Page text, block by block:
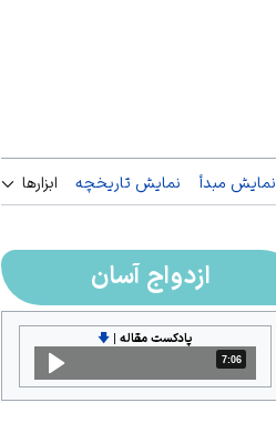
نمایش مبدأ نمایش تاریخچه ابزارها
ازدواج آسان
پادکست مقاله|
🡇
مدت: 7 دقیقه و 6 ثانیه
7:06